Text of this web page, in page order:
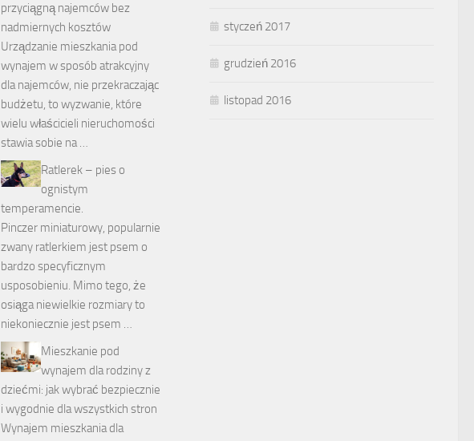
styczeń 2017
grudzień 2016
listopad 2016
przyciągną najemców bez
nadmiernych kosztów
Urządzanie mieszkania pod
wynajem w sposób atrakcyjny
dla najemców, nie przekraczając
budżetu, to wyzwanie, które
wielu właścicieli nieruchomości
stawia sobie na …
Ratlerek – pies o
ognistym
temperamencie.
Pinczer miniaturowy, popularnie
zwany ratlerkiem jest psem o
bardzo specyficznym
usposobieniu. Mimo tego, że
osiąga niewielkie rozmiary to
niekoniecznie jest psem …
Mieszkanie pod
wynajem dla rodziny z
dziećmi: jak wybrać bezpiecznie
i wygodnie dla wszystkich stron
Wynajem mieszkania dla